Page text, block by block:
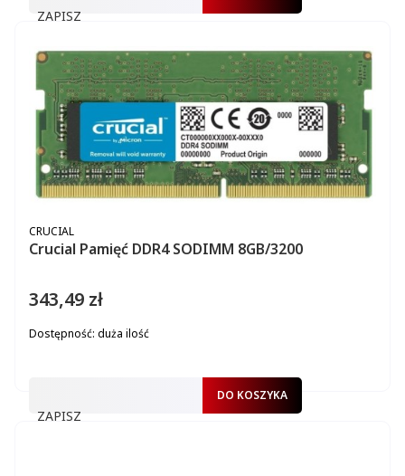
ZAPISZ
Crucial Pamięć DDR4 SODIMM 8GB/3200
PRODUCENT
CRUCIAL
Cena
343,49 zł
Dostępność: duża ilość
ZAPISZ
DO KOSZYKA